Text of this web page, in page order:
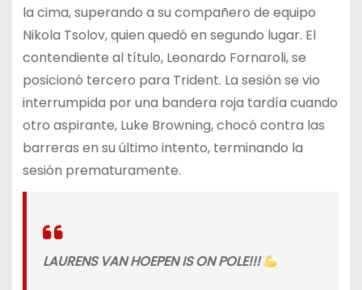
la cima, superando a su compañero de equipo
Nikola Tsolov, quien quedó en segundo lugar. El
contendiente al título, Leonardo Fornaroli, se
posicionó tercero para Trident. La sesión se vio
interrumpida por una bandera roja tardía cuando
otro aspirante, Luke Browning, chocó contra las
barreras en su último intento, terminando la
sesión prematuramente.
LAURENS VAN HOEPEN IS ON POLE!!!